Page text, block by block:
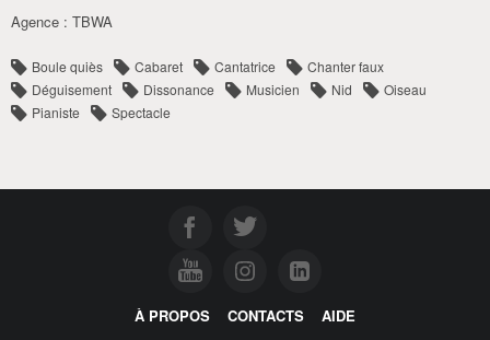
Agence : TBWA
Boule quiès Cabaret Cantatrice
Chanter faux
Déguisement
Dissonance Musicien Nid
Oiseau
Pianiste
Spectacle
À PROPOS CONTACTS AIDE